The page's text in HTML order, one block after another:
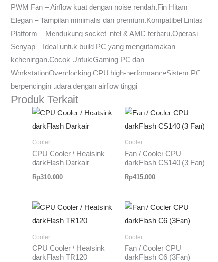
PWM Fan – Airflow kuat dengan noise rendah.Fin Hitam
Elegan – Tampilan minimalis dan premium.Kompatibel Lintas
Platform – Mendukung socket Intel & AMD terbaru.Operasi
Senyap – Ideal untuk build PC yang mengutamakan
keheningan.Cocok Untuk:Gaming PC dan
WorkstationOverclocking CPU high-performanceSistem PC
berpendingin udara dengan airflow tinggi
Produk Terkait
Cooler
CPU Cooler / Heatsink
darkFlash Darkair
Rp310.000
Cooler
Fan / Cooler CPU
darkFlash CS140 (3 Fan)
Rp415.000
Cooler
CPU Cooler / Heatsink
darkFlash TR120
Cooler
Fan / Cooler CPU
darkFlash C6 (3Fan)